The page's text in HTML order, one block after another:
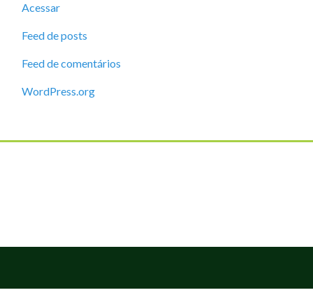
Acessar
Feed de posts
Feed de comentários
WordPress.org